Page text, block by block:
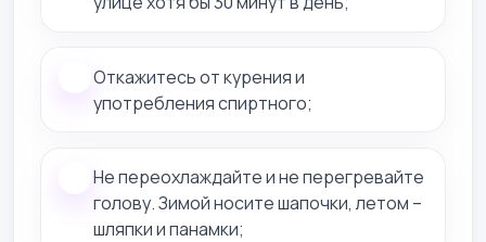
Откажитесь от курения и
употребления спиртного;
Не переохлаждайте и не перегревайте
голову. Зимой носите шапочки, летом –
шляпки и панамки;